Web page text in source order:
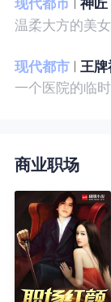
现代都市
神匠
现代都市
王
商业职场